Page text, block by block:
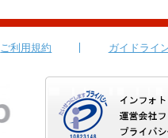
ご利用規約 ガイドライ